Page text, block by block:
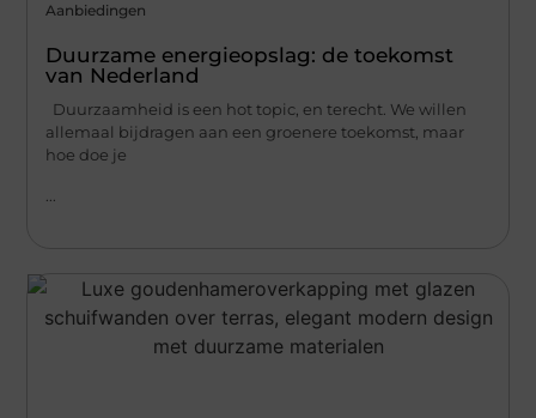
Aanbiedingen
Duurzame energieopslag: de toekomst
van Nederland
Duurzaamheid is een hot topic, en terecht. We willen
allemaal bijdragen aan een groenere toekomst, maar
hoe doe je